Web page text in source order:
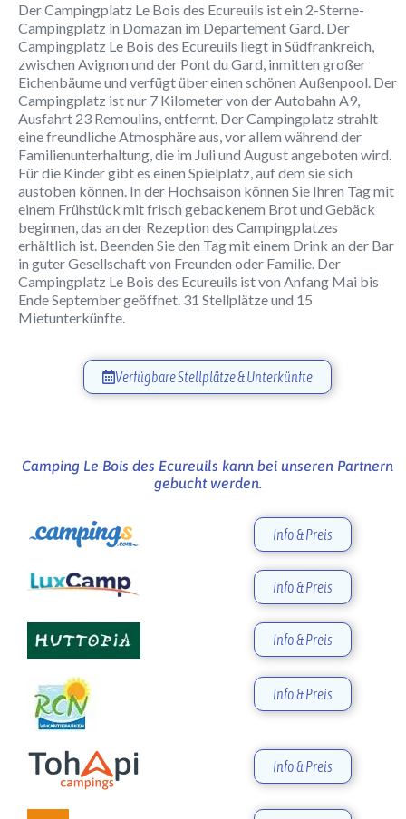
Der Campingplatz Le Bois des Ecureuils ist ein 2-Sterne-
Campingplatz in Domazan im Departement Gard. Der
Campingplatz Le Bois des Ecureuils liegt in Südfrankreich,
zwischen Avignon und der Pont du Gard, inmitten großer
Eichenbäume und verfügt über einen schönen Außenpool. Der
Campingplatz ist nur 7 Kilometer von der Autobahn A9,
Ausfahrt 23 Remoulins, entfernt. Der Campingplatz strahlt
eine freundliche Atmosphäre aus, vor allem während der
Familienunterhaltung, die im Juli und August angeboten wird.
Für die Kinder gibt es einen Spielplatz, auf dem sie sich
austoben können. In der Hochsaison können Sie Ihren Tag mit
einem Frühstück mit frisch gebackenem Brot und Gebäck
beginnen, das an der Rezeption des Campingplatzes
erhältlich ist. Beenden Sie den Tag mit einem Drink an der Bar
in guter Gesellschaft von Freunden oder Familie. Der
Campingplatz Le Bois des Ecureuils ist von Anfang Mai bis
Ende September geöffnet. 31 Stellplätze und 15
Mietunterkünfte.
Verfügbare Stellplätze & Unterkünfte
Camping Le Bois des Ecureuils kann bei unseren Partnern
gebucht werden.
Info & Preis
Info & Preis
Info & Preis
Info & Preis
Info & Preis